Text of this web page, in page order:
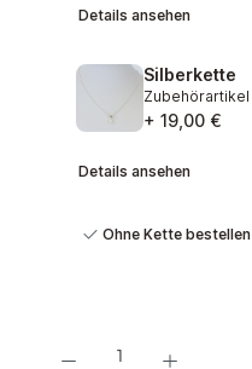
Details ansehen
Silberkette
+ 19,00 €
Details ansehen
Ohne Kette bestellen